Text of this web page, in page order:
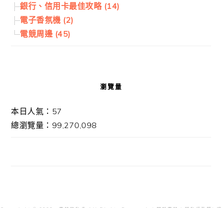
銀行、信用卡最佳攻略 (14)
電子香氛機 (2)
電競周邊 (45)
瀏覽量
本日人氣：57
總瀏覽量：99,270,098